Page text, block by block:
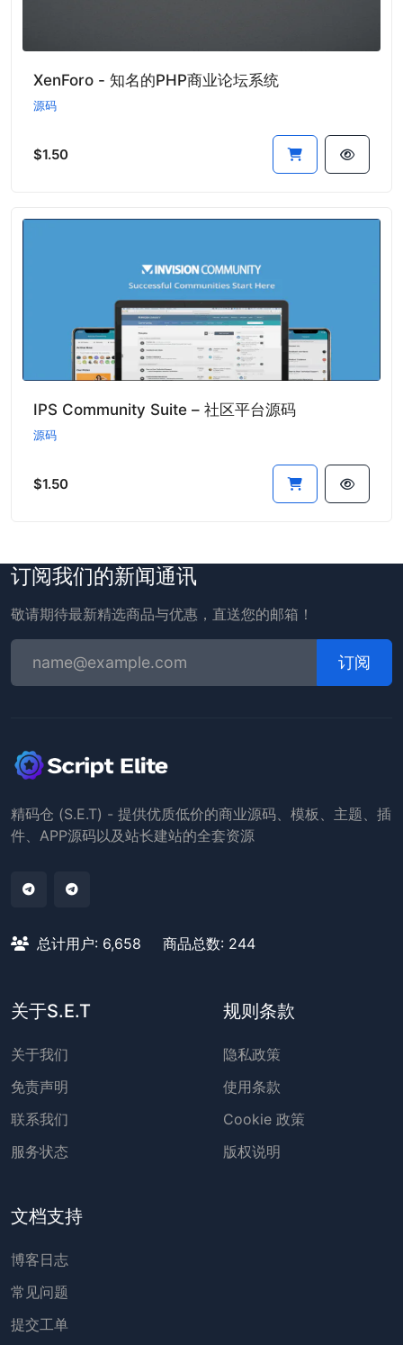
XenForo - 知名的PHP商业论坛系统
源码
$1.50
IPS Community Suite – 社区平台源码
源码
$1.50
订阅我们的新闻通讯
敬请期待最新精选商品与优惠，直送您的邮箱！
订阅
精码仓 (S.E.T) - 提供优质低价的商业源码、模板、主题、插
件、APP源码以及站长建站的全套资源
总计用户: 6,658 商品总数: 244
关于S.E.T
关于我们
免责声明
联系我们
服务状态
规则条款
隐私政策
使用条款
Cookie 政策
版权说明
文档支持
博客日志
常见问题
提交工单